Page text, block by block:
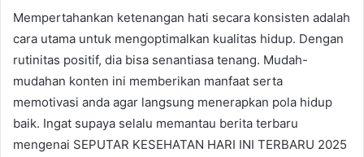
Mempertahankan ketenangan hati secara konsisten adalah
cara utama untuk mengoptimalkan kualitas hidup. Dengan
rutinitas positif, dia bisa senantiasa tenang. Mudah-
mudahan konten ini memberikan manfaat serta
memotivasi anda agar langsung menerapkan pola hidup
baik. Ingat supaya selalu memantau berita terbaru
mengenai SEPUTAR KESEHATAN HARI INI TERBARU 2025